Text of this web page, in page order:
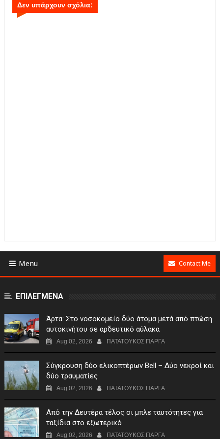
Δεν υπάρχουν σχόλια:
Menu Contact Me
ΕΠΙΛΕΓΜΕΝΑ
Άρτα: Στο νοσοκομείο δύο άτομα μετά από πτώση
αυτοκινήτου σε αρδευτικό αύλακα
Aug 02, 2026 ΠΑΤΑΤΟΥΚΟΣ ΠΑΡΓΑ
Σύγκρουση δύο ελικοπτέρων Bell – Δύο νεκροί και
δύο τραυματίες
Aug 02, 2026 ΠΑΤΑΤΟΥΚΟΣ ΠΑΡΓΑ
Από την Δευτέρα τέλος οι μπλε ταυτότητες για
ταξίδια στο εξωτερικό
Aug 02, 2026 ΠΑΤΑΤΟΥΚΟΣ ΠΑΡΓΑ